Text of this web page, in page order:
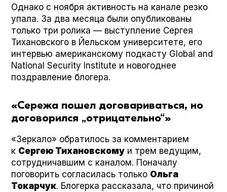
Однако с ноября активность на канале резко
упала. За два месяца были опубликованы
только три ролика — выступление Сергея
Тихановского в Йельском университете, его
интервью американскому подкасту Glob­al and
Nation­al Secu­ri­ty Insti­tute и новогоднее
поздравление блогера.
«Сережа пошел договариваться, но
договорился „отрицательно“»
«Зеркало» обратилось за комментарием
к Сергею Тихановскому и трем ведущим,
сотрудничавшим с каналом. Поначалу
поговорить согласилась только Ольга
Токарчук. Блогерка рассказала, что причиной